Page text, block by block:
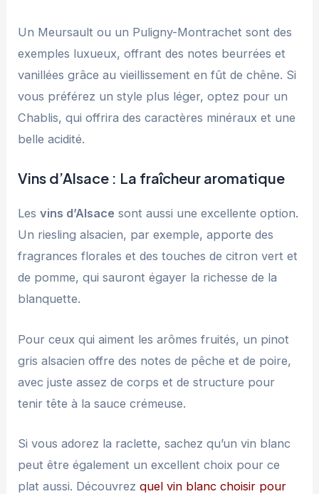
Un Meursault ou un Puligny-Montrachet sont des
exemples luxueux, offrant des notes beurrées et
vanillées grâce au vieillissement en fût de chêne. Si
vous préférez un style plus léger, optez pour un
Chablis, qui offrira des caractères minéraux et une
belle acidité.
Vins d’Alsace : La fraîcheur aromatique
Lesvins d’Alsace sont aussi une excellente option.
Un riesling alsacien, par exemple, apporte des
fragrances florales et des touches de citron vert et
de pomme, qui sauront égayer la richesse de la
blanquette.
Pour ceux qui aiment les arômes fruités, un pinot
gris alsacien offre des notes de pêche et de poire,
avec juste assez de corps et de structure pour
tenir tête à la sauce crémeuse.
Si vous adorez la raclette, sachez qu’un vin blanc
peut être également un excellent choix pour ce
plat aussi. Découvrezquel vin blanc choisir pour